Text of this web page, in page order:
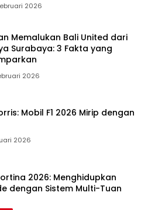
2026
Memalukan Bali United dari
Surabaya: 3 Fakta yang
2026
Mobil F1 2026 Mirip dengan
2026
2026: Menghidupkan
dengan Sistem Multi-Tuan